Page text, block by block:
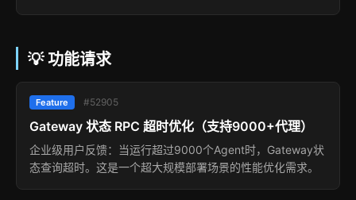
💡 功能请求
Feature #52905
Gateway 状态 RPC 超时优化（支持9000+代理）
企业级用户反馈：当运行超过9000个Agent时，Gateway状
态查询超时。这是一个超大规模部署场景的性能优化需求。